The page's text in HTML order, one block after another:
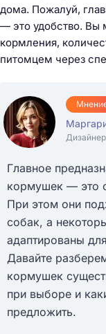
дома. Пожалуй,
— это удобство. Вы
кормления,
питомцем через
Главное
кормушек — это
При этом они
собак, а
адаптированы
Давайте
кормушек
при выборе и
предложить.